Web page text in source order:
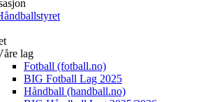
lag
Fotball (fotball.no)
BIG Fotball Lag 2025
Håndball (handball.no)